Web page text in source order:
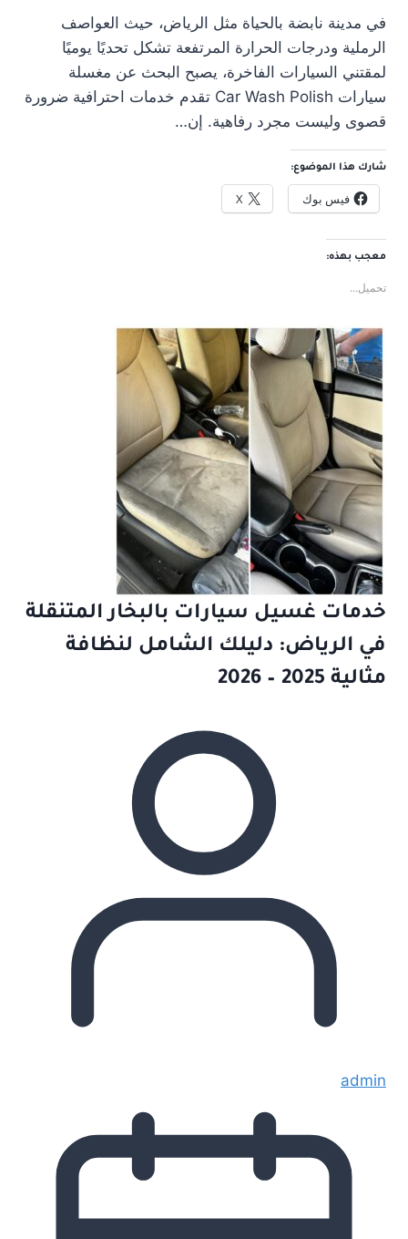
في مدينة نابضة بالحياة مثل الرياض، حيث العواصف
الرملية ودرجات الحرارة المرتفعة تشكل تحديًا يوميًا
لمقتني السيارات الفاخرة، يصبح البحث عن مغسلة
سيارات Car Wash Polish تقدم خدمات احترافية ضرورة
قصوى وليست مجرد رفاهية. إن…
شارك هذا الموضوع:
فيس بوك X
معجب بهذه:
تحميل...
خدمات غسيل سيارات بالبخار المتنقلة
في الرياض: دليلك الشامل لنظافة
مثالية 2025 – 2026
admin